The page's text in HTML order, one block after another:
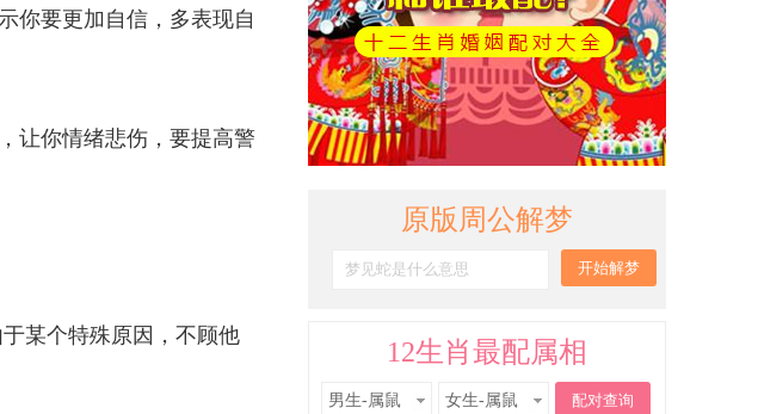
你要更加自信，多表现自
让你情绪悲伤，要提高警
某个特殊原因，不顾他
原版周公解梦
12生肖最配属相
男生-属鼠 女生-属鼠